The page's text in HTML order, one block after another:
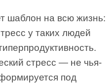
шаблон на всю жизнь:
у таких людей
стресс — не чья-
под